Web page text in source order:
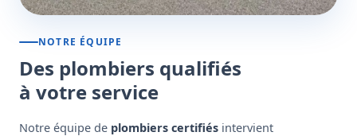
NOTRE ÉQUIPE
Des plombiers qualifiés
à votre service
Notre équipe de plombiers certifiés intervient